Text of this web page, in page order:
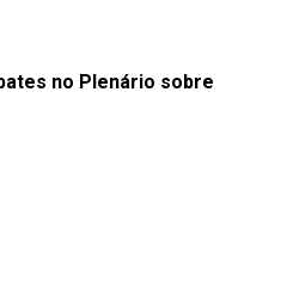
no Plenário sobre